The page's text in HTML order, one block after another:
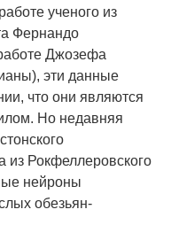
ученого из
Фернандо
Джозефа
эти данные
что они являются
Но недавняя
Рокфеллеровского
нейроны
обезьян-